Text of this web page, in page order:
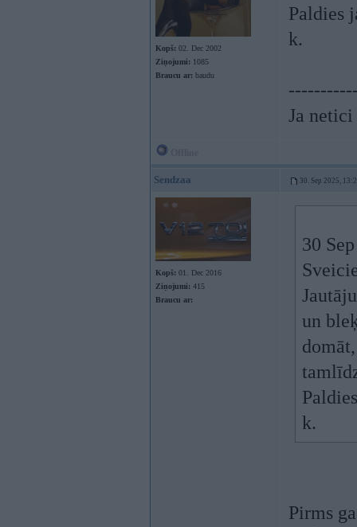
Kopš: 02. Dec 2002
Ziņojumi: 1085
Braucu ar: baudu
Paldies
k.
Ja
Sendzaa 30. Sep 2025,
Kopš: 01. Dec 2016
Ziņojumi: 415
Braucu ar:
30
un
k.
Pirms